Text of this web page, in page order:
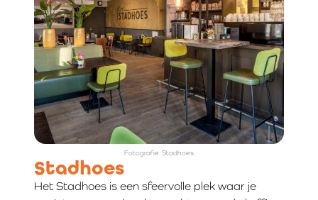
Fotografie: Stadhoes
Stadhoes
Het Stadhoes is een sfeervolle plek waar je